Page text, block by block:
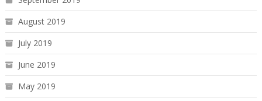
August 2019
July 2019
June 2019
May 2019